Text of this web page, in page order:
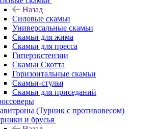
Назад
Силовые скамьи
Универсальные скамьи
Скамьи для жима
Скамьи для пресса
Гиперэкстензии
Скамьи Скотта
Горизонтальные скамьи
Скамьи-стулья
Скамьи для приседаний
(Турник с противовесом)
и брусья